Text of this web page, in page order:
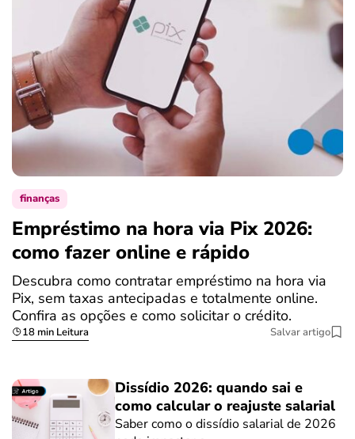
finanças
Empréstimo na hora via Pix 2026:
como fazer online e rápido
Descubra como contratar empréstimo na hora via
Pix, sem taxas antecipadas e totalmente online.
Confira as opções e como solicitar o crédito.
18 min Leitura Salvar artigo
Dissídio 2026: quando sai e
como calcular o reajuste salarial
Saber como o dissídio salarial de 2026